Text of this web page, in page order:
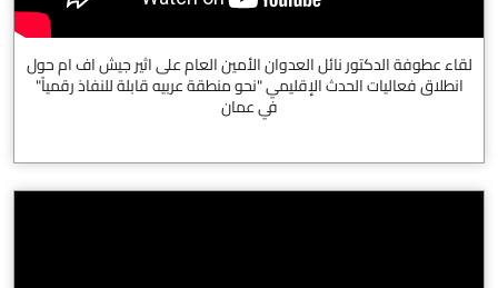
لقاء عطوفة الدكتور نائل العدوان الأمين العام على اثير جيش اف ام حول
انطلاق فعاليات الحدث الإقليمي "نحو منطقة عربيه قابلة للنفاذ رقمياً"
في عمان